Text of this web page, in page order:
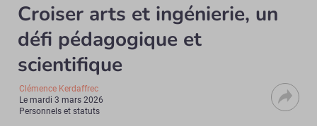
Croiser arts et ingénierie, un
défi pédagogique et
scientifique
Clémence Kerdaffrec
Lemardi 3 mars 2026
Personnels et statuts